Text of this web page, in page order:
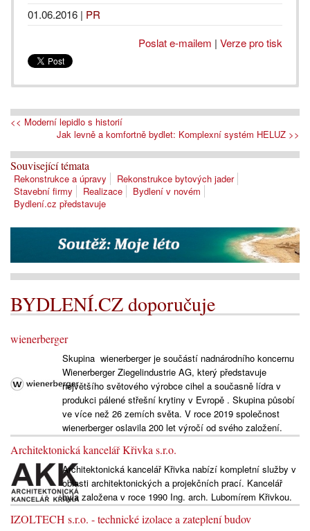
01.06.2016 | PR
Poslat e-mailem | Verze pro tisk
<< Moderní lepidlo s historií
Jak levně a komfortně bydlet: Komplexní systém HELUZ >>
Související témata
Rekonstrukce a úpravy
Rekonstrukce bytových jader
Stavební firmy
Realizace
Bydlení v novém
Bydlení.cz představuje
BYDLENÍ.CZ doporučuje
wienerberger
Skupina wienerberger je součástí nadnárodního koncernu
Wienerberger Ziegelindustrie AG, který představuje
největšího světového výrobce cihel a současně lídra v
produkci pálené střešní krytiny v Evropě . Skupina působí
ve více než 26 zemích světa. V roce 2019 společnost
wienerberger oslavila 200 let výročí od svého založení.
Architektonická kancelář Křivka s.r.o.
Architektonická kancelář Křivka nabízí kompletní služby v
oblasti architektonických a projekčních prací. Kancelář
byla založena v roce 1990 Ing. arch. Lubomírem Křivkou.
IZOLTECH s.r.o. - technické izolace a zateplení budov